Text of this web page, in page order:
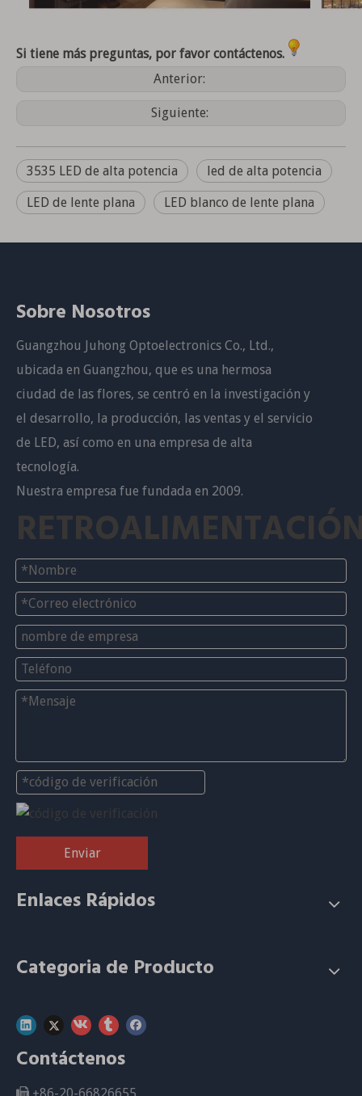
Si tiene más preguntas, por favor contáctenos.
Anterior:
Siguiente:
3535 LED de alta potencia led de alta potencia
LED de lente plana LED blanco de lente plana
Sobre Nosotros
Guangzhou Juhong Optoelectronics Co., Ltd.,
ubicada en Guangzhou, que es una hermosa
ciudad de las flores, se centró en la investigación y
el desarrollo, la producción, las ventas y el servicio
de LED, así como en una empresa de alta
tecnología.
Nuestra empresa fue fundada en 2009.
Enviar
Enlaces Rápidos
Categoria de Producto
Contáctenos
